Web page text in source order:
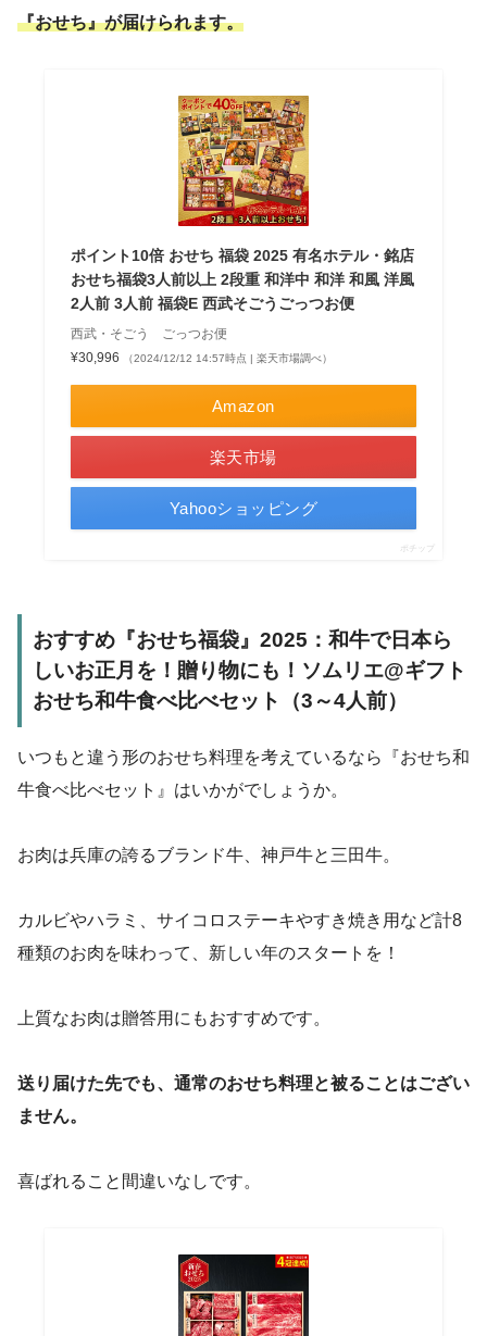
『おせち』が届けられます。
ポイント10倍 おせち 福袋 2025 有名ホテル・銘店
おせち福袋3人前以上 2段重 和洋中 和洋 和風 洋風
2人前 3人前 福袋E 西武そごうごっつお便
西武・そごう ごっつお便
¥30,996
（2024/12/12 14:57時点 | 楽天市場調べ）
Amazon
楽天市場
Yahooショッピング
ポチップ
おすすめ『おせち福袋』2025：和牛で日本ら
しいお正月を！贈り物にも！ソムリエ@ギフト
おせち和牛食べ比べセット（3～4人前）
いつもと違う形のおせち料理を考えているなら『おせち和
牛食べ比べセット』はいかがでしょうか。
お肉は兵庫の誇るブランド牛、神戸牛と三田牛。
カルビやハラミ、サイコロステーキやすき焼き用など計8
種類のお肉を味わって、新しい年のスタートを！
上質なお肉は贈答用にもおすすめです。
送り届けた先でも、通常のおせち料理と被ることはござい
ません。
喜ばれること間違いなしです。